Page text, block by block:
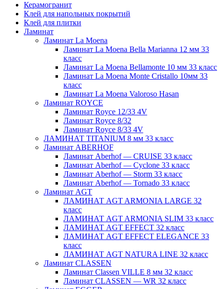
Керамогранит
Клей для напольных покрытий
Клей для плитки
Ламинат
Ламинат La Moena
Ламинат La Moena Bella Marianna 12 мм 33
класс
Ламинат La Moena Bellamonte 10 мм 33 класс
Ламинат La Moena Monte Cristallo 10мм 33
класс
Ламинат La Moena Valoroso Hasan
Ламинат ROYCE
Ламинат Royce 12/33 4V
Ламинат Royce 8/32
Ламинат Royce 8/33 4V
ЛАМИНАТ TITANIUM 8 мм 33 класс
Ламинат ABERHOF
Ламинат Aberhof — CRUISE 33 класс
Ламинат Aberhof — Cyclone 33 класс
Ламинат Aberhof — Storm 33 класс
Ламинат Aberhof — Tornado 33 класс
Ламинат AGT
ЛАМИНАТ AGT ARMONIA LARGE 32
класс
ЛАМИНАТ AGT ARMONIA SLIM 33 класс
ЛАМИНАТ AGT EFFECT 32 класс
ЛАМИНАТ AGT EFFECT ELEGANCE 33
класс
ЛАМИНАТ AGT NATURA LINE 32 класс
Ламинат CLASSEN
Ламинат Classen VILLE 8 мм 32 класс
Ламинат CLASSEN — WR 32 класс